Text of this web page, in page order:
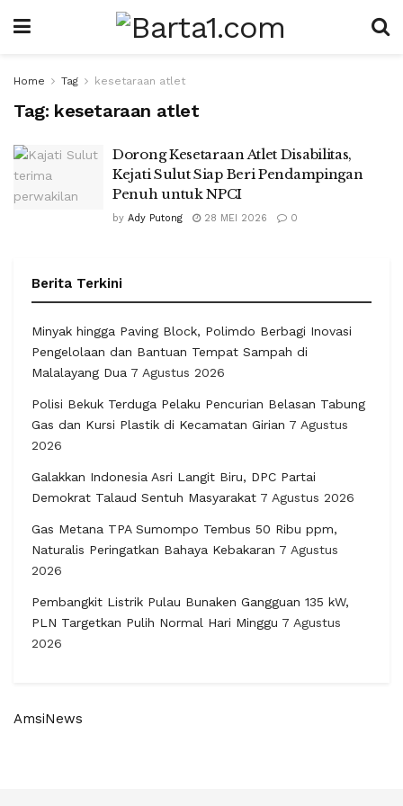
Home Tag kesetaraan atlet
Tag: kesetaraan atlet
Dorong Kesetaraan Atlet Disabilitas,
Kejati Sulut Siap Beri Pendampingan
Penuh untuk NPCI
by Ady Putong 28 MEI 2026 0
Berita Terkini
Minyak hingga Paving Block, Polimdo Berbagi Inovasi
Pengelolaan dan Bantuan Tempat Sampah di
Malalayang Dua 7 Agustus 2026
Polisi Bekuk Terduga Pelaku Pencurian Belasan Tabung
Gas dan Kursi Plastik di Kecamatan Girian 7 Agustus
2026
Galakkan Indonesia Asri Langit Biru, DPC Partai
Demokrat Talaud Sentuh Masyarakat 7 Agustus 2026
Gas Metana TPA Sumompo Tembus 50 Ribu ppm,
Naturalis Peringatkan Bahaya Kebakaran 7 Agustus
2026
Pembangkit Listrik Pulau Bunaken Gangguan 135 kW,
PLN Targetkan Pulih Normal Hari Minggu 7 Agustus
2026
AmsiNews